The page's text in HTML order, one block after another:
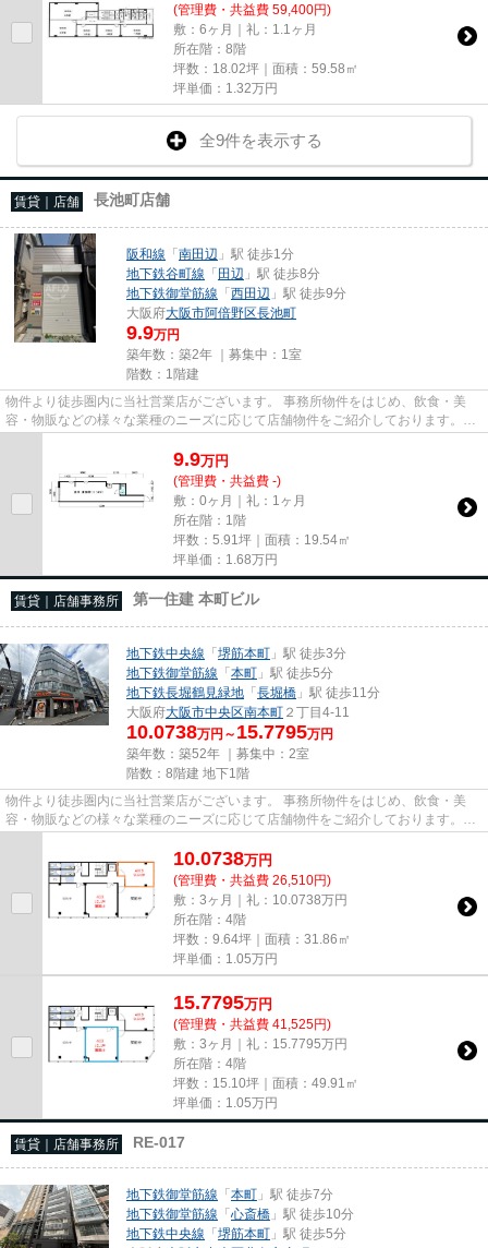
(管理費・共益費 59,400円)
敷：6ヶ月｜礼：1.1ヶ月
所在階：8階
坪数：18.02坪｜面積：59.58㎡
坪単価： 1.32万円
全9件を表示する
賃貸｜店舗 長池町店舗
阪和線 「南田辺 」駅 徒歩1分
地下鉄谷町線 「田辺 」駅 徒歩8分
地下鉄御堂筋線 「西田辺 」駅 徒歩9分
大阪府大阪市阿倍野区長池町
9.9万円
築年数：築2年 ｜募集中： 1室
階数：1階建
物件より徒歩圏内に当社営業店がございます。 事務所物件をはじめ、飲食・美
容・物販などの様々な業種のニーズに応じて店舗物件をご紹介しております。
尚、弊社ではおとり広告は一切...
9.9万円
(管理費・共益費 -)
敷：0ヶ月｜礼：1ヶ月
所在階：1階
坪数：5.91坪｜面積：19.54㎡
坪単価： 1.68万円
賃貸｜店舗事務所 第一住建 本町ビル
地下鉄中央線 「堺筋本町 」駅 徒歩3分
地下鉄御堂筋線 「本町 」駅 徒歩5分
地下鉄長堀鶴見緑地 「長堀橋 」駅 徒歩11分
大阪府大阪市中央区南本町 ２丁目4-11
10.0738万円～ 15.7795万円
築年数：築52年 ｜募集中： 2室
階数：8階建 地下1階
物件より徒歩圏内に当社営業店がございます。 事務所物件をはじめ、飲食・美
容・物販などの様々な業種のニーズに応じて店舗物件をご紹介しております。
尚、弊社ではおとり広告は一切...
10.0738万円
(管理費・共益費 26,510円)
敷：3ヶ月｜礼：10.0738万円
所在階：4階
坪数：9.64坪｜面積：31.86㎡
坪単価： 1.05万円
15.7795万円
(管理費・共益費 41,525円)
敷：3ヶ月｜礼：15.7795万円
所在階：4階
坪数：15.10坪｜面積：49.91㎡
坪単価： 1.05万円
賃貸｜店舗事務所 RE-017
地下鉄御堂筋線 「本町 」駅 徒歩7分
地下鉄御堂筋線 「心斎橋 」駅 徒歩10分
地下鉄中央線 「堺筋本町 」駅 徒歩5分